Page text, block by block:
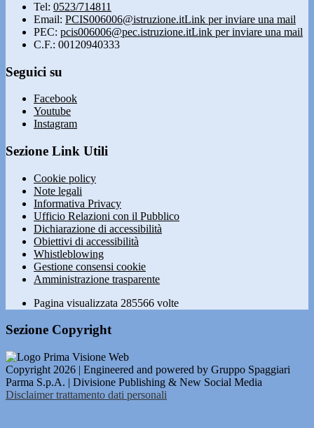
Tel: 0523/714811
Email: PCIS006006@istruzione.itLink per inviare una mail
PEC: pcis006006@pec.istruzione.itLink per inviare una mail
C.F.: 00120940333
Seguici su
Facebook
Youtube
Instagram
Sezione Link Utili
Cookie policy
Note legali
Informativa Privacy
Ufficio Relazioni con il Pubblico
Dichiarazione di accessibilità
Obiettivi di accessibilità
Whistleblowing
Gestione consensi cookie
Amministrazione trasparente
Pagina visualizzata 285566 volte
Sezione Copyright
Copyright 2026 | Engineered and powered by Gruppo Spaggiari
Parma S.p.A. | Divisione Publishing & New Social Media
Disclaimer trattamento dati personali